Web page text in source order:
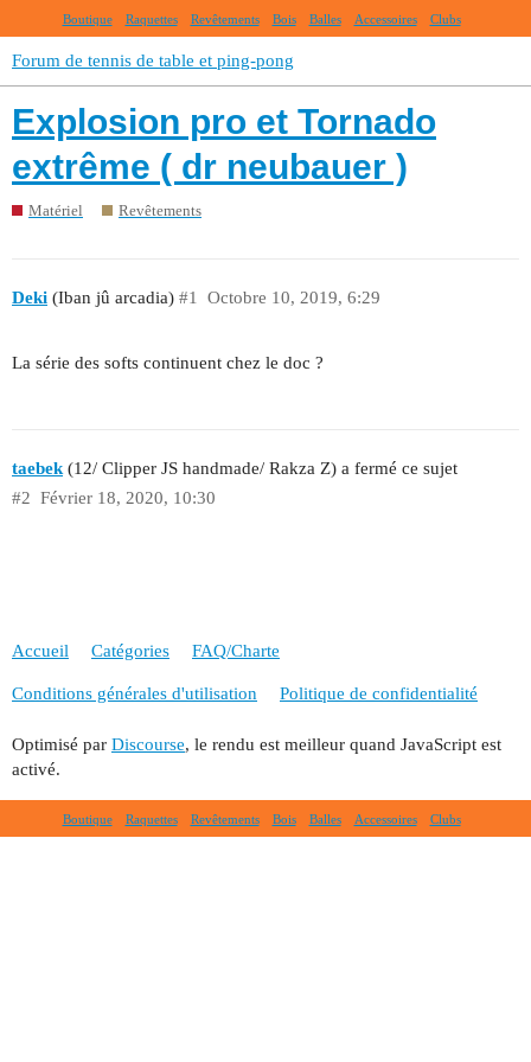
Boutique Raquettes Revêtements Bois Balles Accessoires Clubs
Forum de tennis de table et ping-pong
Explosion pro et Tornado
extrême ( dr neubauer )
Matériel Revêtements
Deki (Iban jû arcadia) Octobre 10, 2019, 6:29
#1
La série des softs continuent chez le doc ?
taebek(12/ Clipper JS handmade/ Rakza Z) a fermé ce sujet
Février 18, 2020, 10:30
#2
Accueil Catégories FAQ/Charte
Conditions générales d'utilisation Politique de confidentialité
Optimisé par Discourse, le rendu est meilleur quand JavaScript est
activé.
Boutique Raquettes Revêtements Bois Balles Accessoires Clubs